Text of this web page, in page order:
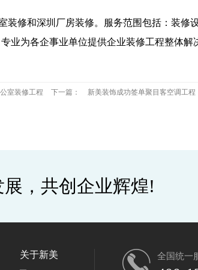
装修和深圳厂房装修。服务范围包括：装修
业为各企事业单位提供企业装修工程整体解
室装修工程 下一篇： 新美装饰成功签单聚目客空调工程
，共创企业辉煌!
关于新美 全国统一